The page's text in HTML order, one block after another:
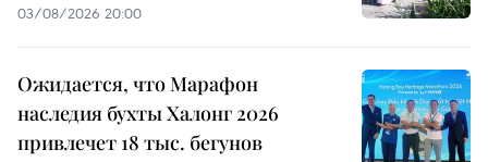
03/08/2026 20:00
Ожидается, что Марафон
наследия бухты Халонг 2026
привлечет 18 тыс. бегунов